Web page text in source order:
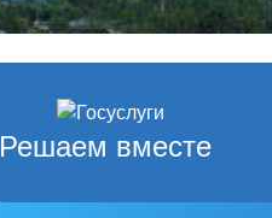
Решаем вместе